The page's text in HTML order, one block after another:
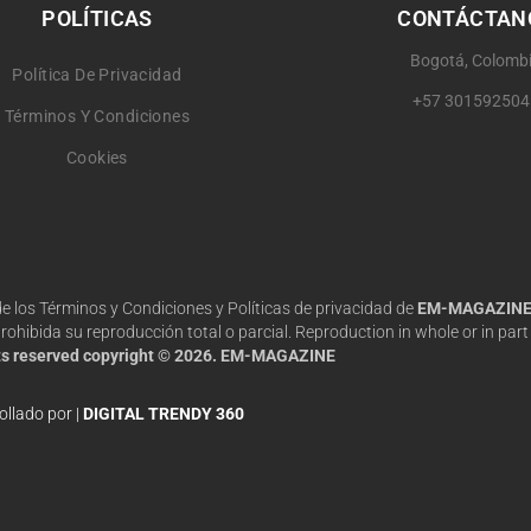
POLÍTICAS
Política De Privacidad
Términos Y Condiciones
Cookies
Bogotá,
+57
los Términos y Condiciones y Políticas de privacidad de EM-MAGAZINE
su reproducción total o parcial. Reproduction in whole or in part
reserved copyright © 2026. EM-MAGAZINE
por | DIGITAL TRENDY 360